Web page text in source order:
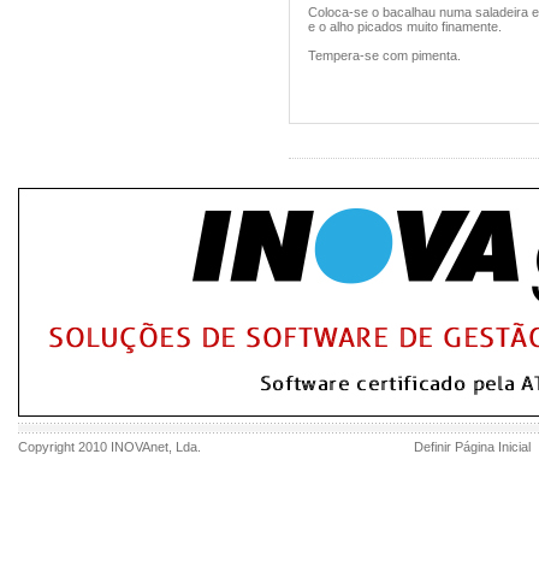
Coloca-se o bacalhau numa saladeira
e o alho picados muito finamente.
Tempera-se com pimenta.
Copyright 2010 INOVAnet , Lda. Definir Página Inicial